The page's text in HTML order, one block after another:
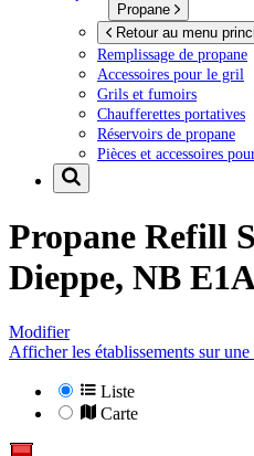
Propane
Retour au menu
Remplissage de propane
Accessoires pour le gril
Grils et fumoirs
Chaufferettes portatives
Réservoirs de propane
Pièces et accessoires
Propane Refill
Dieppe, NB
Modifier
Afficher les établissements sur une
Liste
Carte